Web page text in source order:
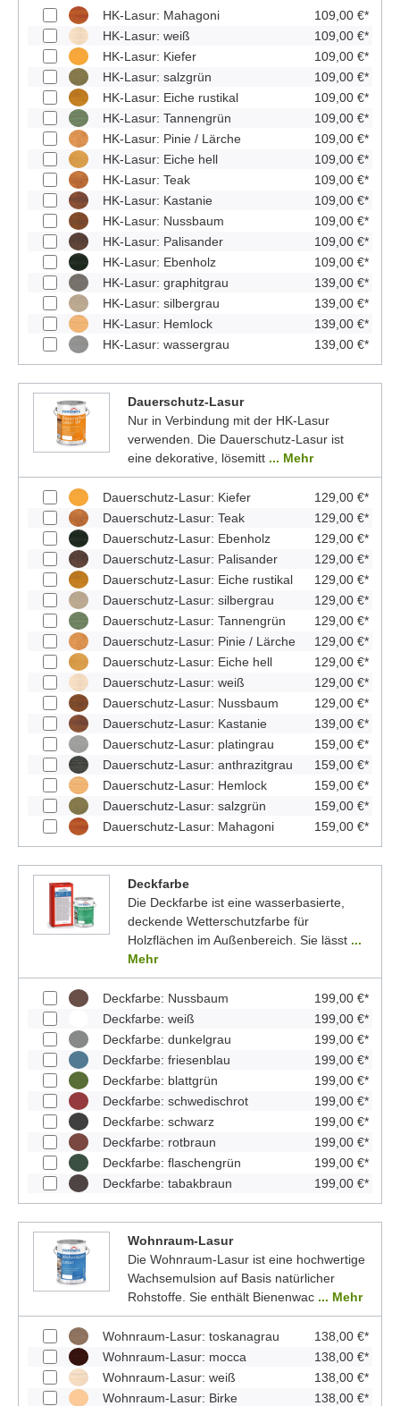
HK-Lasur: Mahagoni
109,00 €*
HK-Lasur: weiß
109,00 €*
HK-Lasur: Kiefer
109,00 €*
HK-Lasur: salzgrün
109,00 €*
HK-Lasur: Eiche rustikal
109,00 €*
HK-Lasur: Tannengrün
109,00 €*
HK-Lasur: Pinie / Lärche
109,00 €*
HK-Lasur: Eiche hell
109,00 €*
HK-Lasur: Teak
109,00 €*
HK-Lasur: Kastanie
109,00 €*
HK-Lasur: Nussbaum
109,00 €*
HK-Lasur: Palisander
109,00 €*
HK-Lasur: Ebenholz
109,00 €*
HK-Lasur: graphitgrau
139,00 €*
HK-Lasur: silbergrau
139,00 €*
HK-Lasur: Hemlock
139,00 €*
HK-Lasur: wassergrau
139,00 €*
Dauerschutz-Lasur
Nur in Verbindung mit der HK-Lasur
verwenden. Die Dauerschutz-Lasur ist
eine dekorative, lösemitt ... Mehr
Dauerschutz-Lasur: Kiefer
129,00 €*
Dauerschutz-Lasur: Teak
129,00 €*
Dauerschutz-Lasur: Ebenholz
129,00 €*
Dauerschutz-Lasur: Palisander
129,00 €*
Dauerschutz-Lasur: Eiche rustikal
129,00 €*
Dauerschutz-Lasur: silbergrau
129,00 €*
Dauerschutz-Lasur: Tannengrün
129,00 €*
Dauerschutz-Lasur: Pinie / Lärche
129,00 €*
Dauerschutz-Lasur: Eiche hell
129,00 €*
Dauerschutz-Lasur: weiß
129,00 €*
Dauerschutz-Lasur: Nussbaum
129,00 €*
Dauerschutz-Lasur: Kastanie
139,00 €*
Dauerschutz-Lasur: platingrau
159,00 €*
Dauerschutz-Lasur: anthrazitgrau
159,00 €*
Dauerschutz-Lasur: Hemlock
159,00 €*
Dauerschutz-Lasur: salzgrün
159,00 €*
Dauerschutz-Lasur: Mahagoni
159,00 €*
Deckfarbe
Die Deckfarbe ist eine wasserbasierte,
deckende Wetterschutzfarbe für
Holzflächen im Außenbereich. Sie lässt ...
Mehr
Deckfarbe: Nussbaum
199,00 €*
Deckfarbe: weiß
199,00 €*
Deckfarbe: dunkelgrau
199,00 €*
Deckfarbe: friesenblau
199,00 €*
Deckfarbe: blattgrün
199,00 €*
Deckfarbe: schwedischrot
199,00 €*
Deckfarbe: schwarz
199,00 €*
Deckfarbe: rotbraun
199,00 €*
Deckfarbe: flaschengrün
199,00 €*
Deckfarbe: tabakbraun
199,00 €*
Wohnraum-Lasur
Die Wohnraum-Lasur ist eine hochwertige
Wachsemulsion auf Basis natürlicher
Rohstoffe. Sie enthält Bienenwac ... Mehr
Wohnraum-Lasur: toskanagrau
138,00 €*
Wohnraum-Lasur: mocca
138,00 €*
Wohnraum-Lasur: weiß
138,00 €*
Wohnraum-Lasur: Birke
138,00 €*